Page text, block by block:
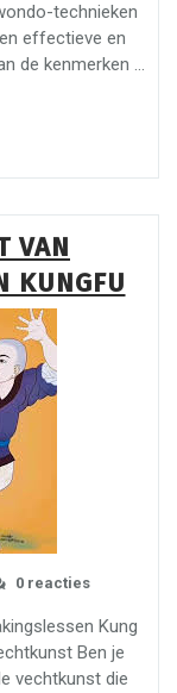
technieken
effectieve en
de kenmerken …
VAN
KUNGFU
0 reacties
Kung
Ben je
vechtkunst die